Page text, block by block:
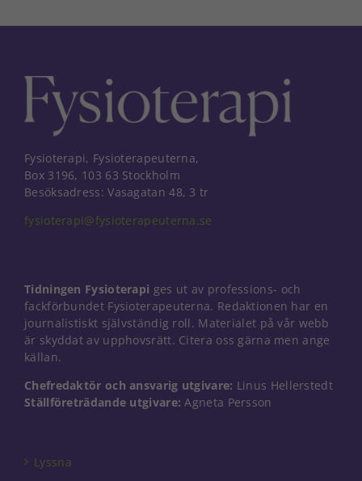
Fysioterapi, Fysioterapeuterna,
Box 3196, 103 63 Stockholm
Besöksadress: Vasagatan 48, 3 tr
fysioterapi@fysioterapeuterna.se
Tidningen Fysioterapi ges ut av professions- och
fackförbundet Fysioterapeuterna. Redaktionen har en
journalistiskt självständig roll. Materialet på vår webb
är skyddat av upphovsrätt. Citera oss gärna men ange
källan.
Chefredaktör och ansvarig utgivare: Linus Hellerstedt
Ställföreträdande utgivare: Agneta Persson
Lyssna
Nödvändiga